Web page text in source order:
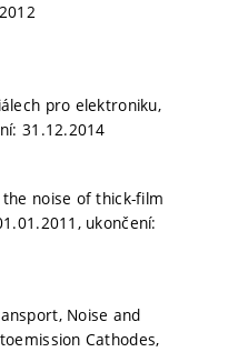
pro elektroniku,
31.12.2014
noise of thick-film
ukončení:
Noise and
Cathodes,